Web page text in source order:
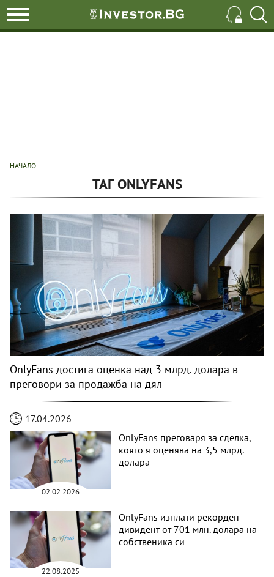
НАЧАЛО
ТАГ ONLYFANS
OnlyFans достига оценка над 3 млрд. долара в
преговори за продажба на дял
17.04.2026
02.02.2026
OnlyFans преговаря за сделка,
която я оценява на 3,5 млрд.
долара
22.08.2025
OnlyFans изплати рекорден
дивидент от 701 млн. долара на
собственика си